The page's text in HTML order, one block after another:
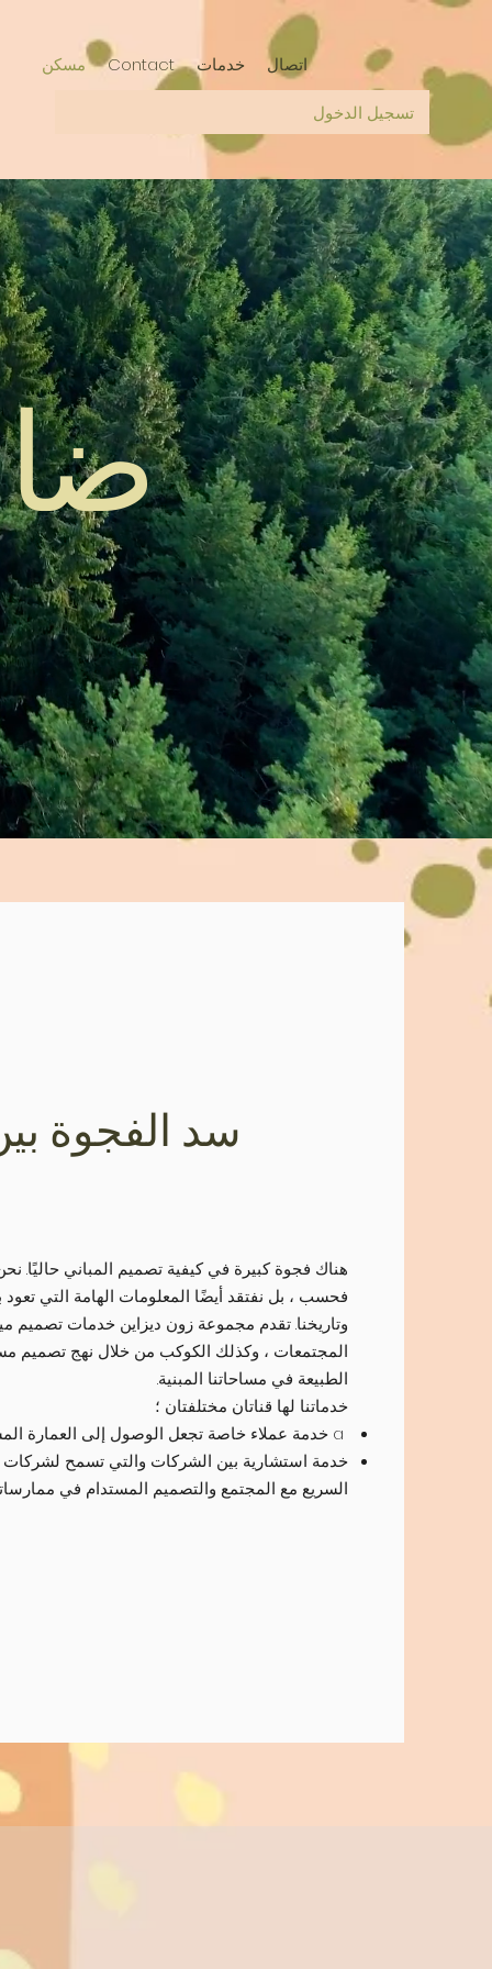
مسكن Contact خدمات اتصال
تسجيل الدخول
ضا
سد الفجوة
هناك فجوة كبيرة في كيفية تصميم المباني حاليًا.
فحسب ، بل نفتقد أيضًا المعلومات الهامة التي تعود
وتاريخنا. تقدم مجموعة زون ديزاين خدمات تصميم
المجتمعات ، وكذلك الكوكب من خلال نهج تصميم
الطبيعة في مساحاتنا المبنية.
خدماتنا لها قناتان مختلفتان ؛
خدمة استشارية بين الشركات والتي تسمح لشركات
السريع مع المجتمع والتصميم المستدام في